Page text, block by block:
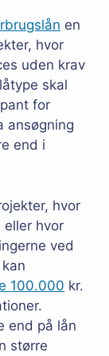
en
hvor
uden krav
skal
for
ansøgning
end i
hvor
eller hvor
ved
100.000 kr.
end på lån
større